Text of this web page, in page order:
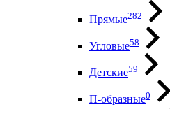
Прямые282
Угловые58
Детские59
П-образные0